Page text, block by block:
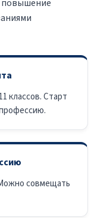
повышение
классов. Старт
совмещать